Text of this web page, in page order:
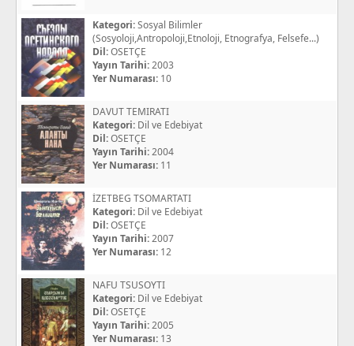
Kategori:Sosyal Bilimler
(Sosyoloji,Antropoloji,Etnoloji, Etnografya, Felsefe...)
Dil:OSETÇE
Yayın Tarihi:2003
Yer Numarası: 10
DAVUT TEMIRATI
Kategori: Dil ve Edebiyat
Dil:OSETÇE
Yayın Tarihi:2004
Yer Numarası: 11
İZETBEG TSOMARTATI
Kategori: Dil ve Edebiyat
Dil:OSETÇE
Yayın Tarihi:2007
Yer Numarası: 12
NAFU TSUSOYTI
Kategori: Dil ve Edebiyat
Dil:OSETÇE
Yayın Tarihi:2005
Yer Numarası: 13